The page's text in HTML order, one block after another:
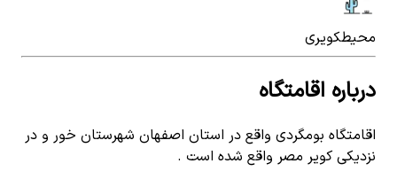
محیطکویری
درباره اقامتگاه
اقامتگاه بومگردی واقع در استان اصفهان شهرستان خور و در
نزدیکی کویر مصر واقع شده است .